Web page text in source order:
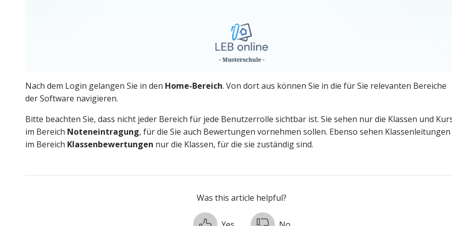
Nach dem Login gelangen Sie in den Home-Bereich. Von dort aus können Sie in die für Sie relevanten Bereiche
der Software navigieren.
Bitte beachten Sie, dass nicht jeder Bereich für jede Benutzerrolle sichtbar ist. Sie sehen nur die Klassen und
im Bereich Noteneintragung, für die Sie auch Bewertungen vornehmen sollen. Ebenso sehen Klassenleitungen
im Bereich Klassenbewertungen nur die Klassen, für die sie zuständig sind.
Was this article helpful?